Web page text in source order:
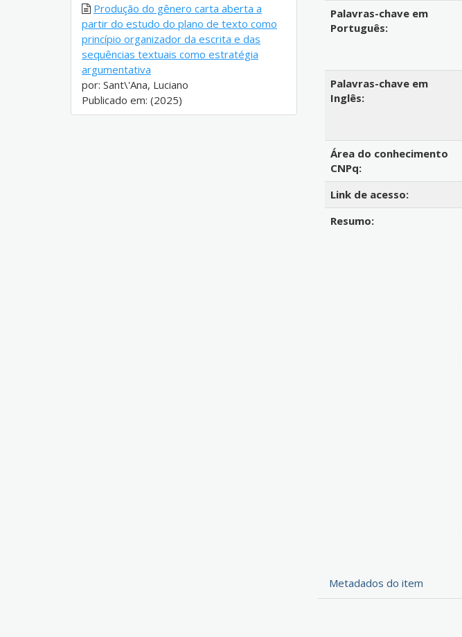
Palavras-chave em
Português:
Palavras-chave em
Inglês:
Área do conhecimento
CNPq:
Link de acesso:
Resumo:
Metadados do item
Produção do gênero carta aberta a
partir do estudo do plano de texto como
princípio organizador da escrita e das
sequências textuais como estratégia
argumentativa
por: Sant\'Ana, Luciano
Publicado em: (2025)